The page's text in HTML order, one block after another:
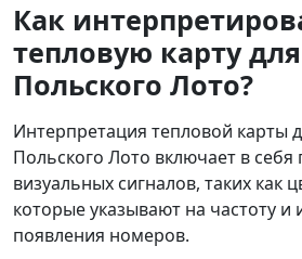
Как
тепловую карту
Польского Лото?
Интерпретация тепловой карты
Польского Лото включает в
визуальных сигналов, таких как
которые указывают на частоту и
появления номеров.